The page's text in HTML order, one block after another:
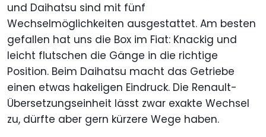
und Daihatsu sind mit fünf
Wechselmöglichkeiten ausgestattet. Am besten
gefallen hat uns die Box im Fiat: Knackig und
leicht flutschen die Gänge in die richtige
Position. Beim Daihatsu macht das Getriebe
einen etwas hakeligen Eindruck. Die Renault-
Übersetzungseinheit lässt zwar exakte Wechsel
zu, dürfte aber gern kürzere Wege haben.